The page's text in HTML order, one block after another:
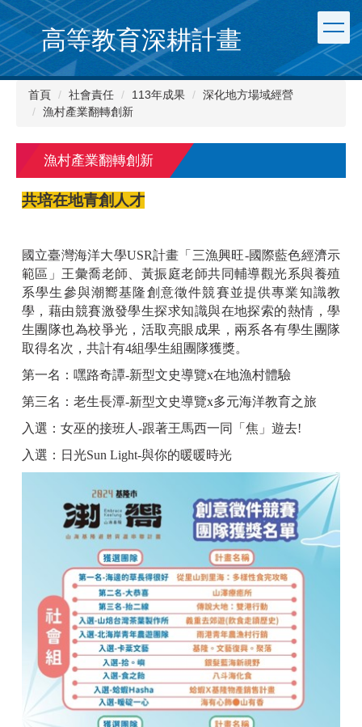
跳
到
主
要
內
高等教育深耕計畫
首頁 社會責任 113年成果
深化地方場域經營
漁村產業翻轉創新
漁村產業翻轉創新
共培在地青創人才
國立臺灣海洋大學USR計畫「三漁興旺-國際藍色經濟示
範區」王彙喬老師、黃振庭老師共同輔導觀光系與養殖
系學生參與潮嚮基隆創意徵件競賽並提供專業知識教
學，藉由競賽激發學生探求知識與在地探索的熱情，學
生團隊也為校爭光，活取亮眼成果，兩系各有學生團隊
取得名次，共計有4組學生組團隊獲獎。
第一名：嘿路奇譚-新型文史導覽x在地漁村體驗
第三名：老生長潭-新型文史導覽x多元海洋教育之旅
入選：女巫的接班人 -跟著王馬西一同「焦」遊去!
入選：日光Sun Light-與你的暖暖時光